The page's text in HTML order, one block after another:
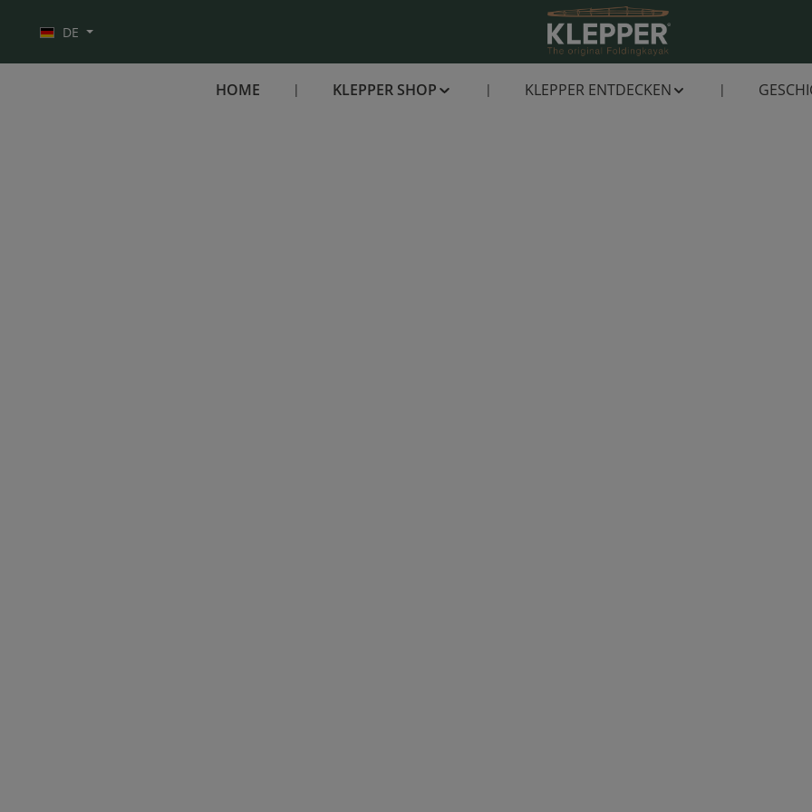
DE
HOME KLEPPER SHOP KLEPPER ENTDECKEN